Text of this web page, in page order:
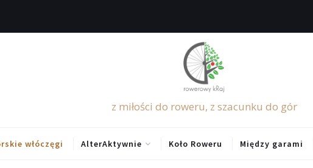
z miłości do roweru, z szacunku do gór
włóczęgi AlterAktywnie Koło Roweru Między garami